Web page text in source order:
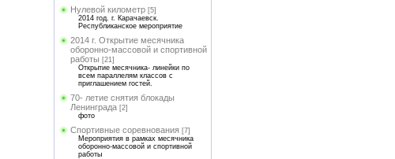
Нулевой километр [5]
2014 год. г. Карачаевск.
Республиканское мероприятие
2014 г. Открытие месячника
оборонно-массовой и спортивной
работы [21]
Открытие месячника- линейки по
всем параллелям классов с
приглашением гостей.
70- летие снятия блокады
Ленинграда [2]
фото
Спортивные соревнования [7]
Мероприятия в рамках месячника
оборонно-массовой и спортивной
работы